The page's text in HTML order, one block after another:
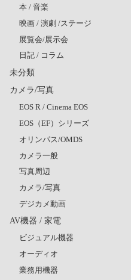
本 / 音楽
映画 / 演劇 /ステージ
展覧会/展示会
日記 / コラム
未分類
カメラ/写真
EOS R / Cinema EOS
EOS（EF）シリーズ
オリンパス/OMDS
カメラ一般
写真周辺
カメラ/写真
デジカメ動画
AV機器 / 家電
ビジュアル機器
オーディオ
業務用機器